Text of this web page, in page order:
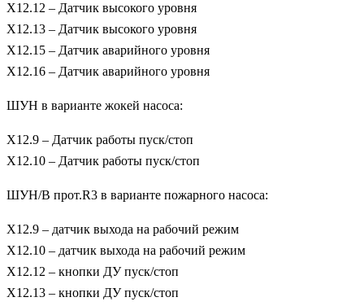
X12.12 – Датчик высокого уровня
X12.13 – Датчик высокого уровня
X12.15 – Датчик аварийного уровня
Х12.16 – Датчик аварийного уровня
ШУН в варианте жокей насоса:
X12.9 – Датчик работы пуск/стоп
X12.10 – Датчик работы пуск/стоп
ШУН/В прот.R3 в варианте пожарного насоса:
X12.9 – датчик выхода на рабочий режим
X12.10 – датчик выхода на рабочий режим
X12.12 – кнопки ДУ пуск/стоп
X12.13 – кнопки ДУ пуск/стоп